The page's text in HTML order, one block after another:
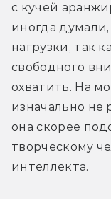
с кучей
иногда думали,
нагрузки, так
свободного
охватить. На
изначально не
она скорее
творческому
интеллекта.